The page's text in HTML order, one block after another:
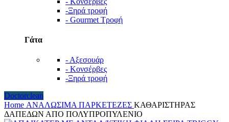
-Ξηρά τροφή
- Gourmet Τροφή
Γάτα
- Αξεσουάρ
- Κονσέρβες
-Ξηρά τροφή
Doctorclean
Home ΑΝΑΛΩΣΙΜΑ ΠΑΡΚΕΤΕΖΕΣ ΚΑΘΑΡΙΣΤΗΡΑΣ
ΔΑΠΕΔΩΝ ΑΠO ΠΟΛΥΠΡΟΠΥΛΕΝΙΟ